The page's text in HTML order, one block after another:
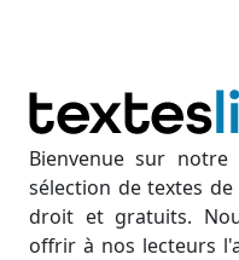
Bienvenue sur
sélection de textes
droit et gratuits.
offrir à nos lecteurs